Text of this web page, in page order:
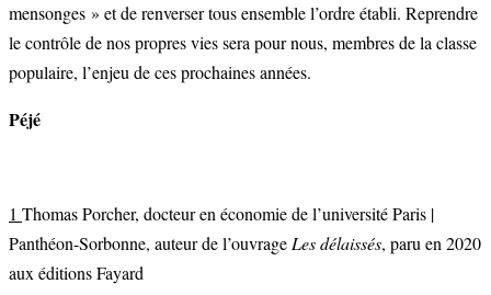
mensonges » et de renverser tous ensemble l’ordre établi. Reprendre
le contrôle de nos propres vies sera pour nous, membres de la classe
populaire, l’enjeu de ces prochaines années.
Péjé
1 Thomas Porcher, docteur en économie de l’université Paris |
Panthéon-Sorbonne, auteur de l’ouvrage Les délaissés, paru en 2020
aux éditions Fayard